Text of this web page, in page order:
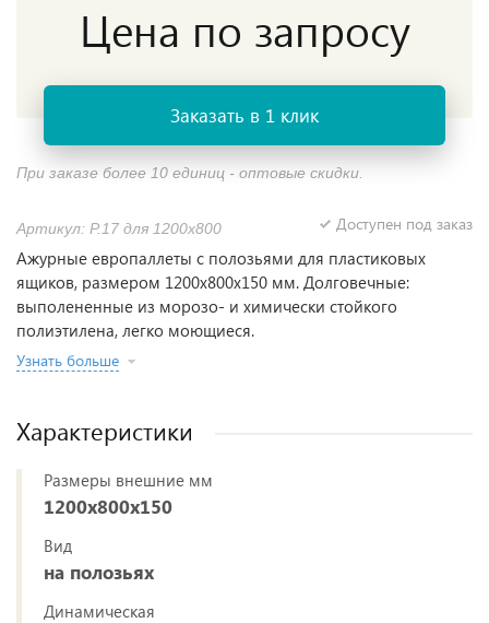
Артикул: P.17 для 1200x800 Доступен под заказ
Ажурные европаллеты с полозьями для пластиковых
ящиков, размером 1200x800x150 мм. Долговечные:
выполененные из морозо- и химически стойкого
полиэтилена, легко моющиеся.
Узнать больше
Цена по запросу
Заказать в 1 клик
При заказе более 10 единиц - оптовые скидки.
Характеристики
Размеры внешние мм
1200x800x150
Вид
на полозьях
Динамическая